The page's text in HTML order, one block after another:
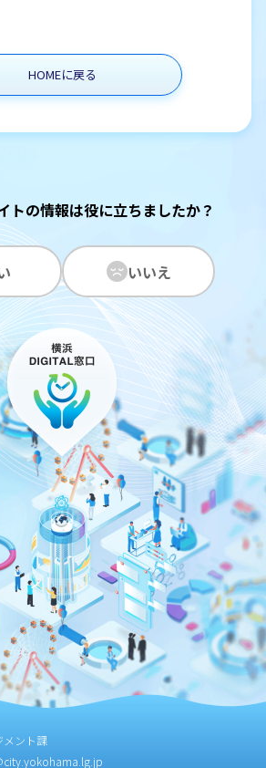
HOMEに戻る
トの情報は役に立ちましたか？
いいえ
メント課